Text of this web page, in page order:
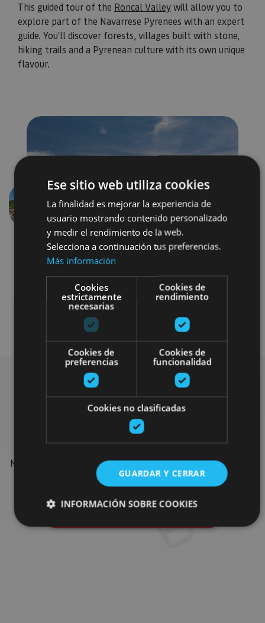
This guided tour of the Roncal Valleywill allow you to
explore part of the Navarrese Pyrenees with an expert
guide. You'll discover forests, villages built with stone,
hiking trails and a Pyrenean culture with its own unique
flavour.
Previous
Find more plans
Navarre: organised activities, tours and the most important
events in the calendar.
Ese sitio web utiliza cookies
La finalidad es mejorar la experiencia de
usuario mostrando contenido personalizado
y medir el rendimiento de la web.
Selecciona a continuación tus preferencias.
Más información
Cookies
estrictamente
necesarias
Cookies de
rendimiento
Cookies de
preferencias
Cookies de
funcionalidad
Cookies no clasificadas
GUARDAR Y CERRAR
INFORMACIÓN SOBRE COOKIES